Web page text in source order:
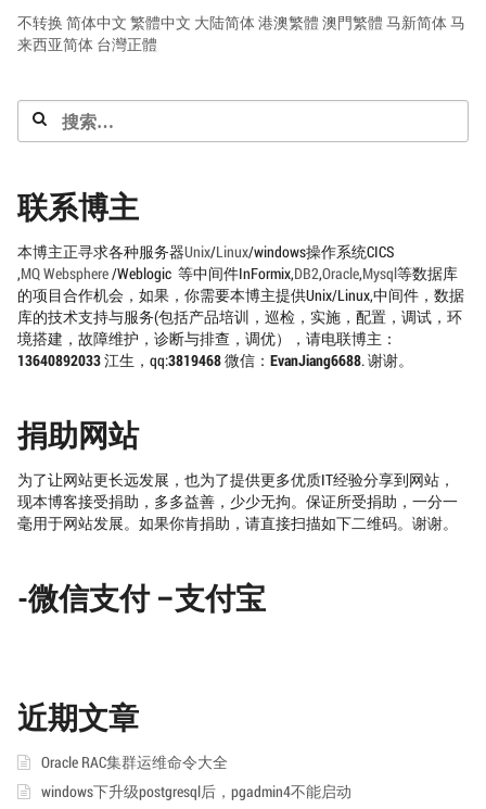
不转换 简体中文 繁體中文 大陆简体港澳繁體 澳門繁體 马新简体马
来西亚简体 台灣正體
搜
索：
联系博主
本博主正寻求各种服务器Unix/Linux/windows操作系统CICS
,MQWebsphere/Weblogic 等中间件InFormix,DB2,Oracle,Mysql等数据库
的项目合作机会，如果，你需要本博主提供Unix/Linux,中间件，数据
库的技术支持与服务(包括产品培训，巡检，实施，配置，调试，环
境搭建，故障维护，诊断与排查，调优），请电联博主：
13640892033江生，qq:3819468微信： EvanJiang6688. 谢谢。
捐助网站
为了让网站更长远发展，也为了提供更多优质IT经验分享到网站，
现本博客接受捐助，多多益善，少少无拘。保证所受捐助，一分一
毫用于网站发展。如果你肯捐助，请直接扫描如下二维码。谢谢。
-微信支付 –支付宝
近期文章
Oracle RAC集群运维命令大全
windows下升级postgresql后，pgadmin4不能启动